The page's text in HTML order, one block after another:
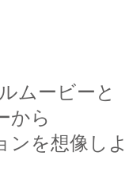
ムービーと
から
ンを想像し